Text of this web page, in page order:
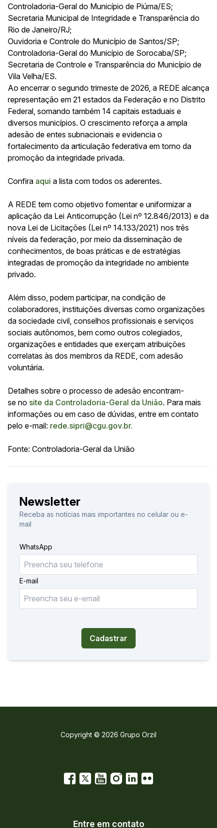
Controladoria-Geral do Município de Piúma/ES;
Secretaria Municipal de Integridade e Transparência do
Rio de Janeiro/RJ;
Ouvidoria e Controle do Município de Santos/SP;
Controladoria-Geral do Município de Sorocaba/SP;
Secretaria de Controle e Transparência do Município de
Vila Velha/ES.
Ao encerrar o segundo trimeste de 2026, a REDE alcança
representação em 21 estados da Federação e no Distrito
Federal, somando também 14 capitais estaduais e
diversos municípios. O crescimento reforça a ampla
adesão de entes subnacionais e evidencia o
fortalecimento da articulação federativa em torno da
promoção da integridade privada.
Confira aqui a lista com todos os aderentes.
A REDE tem como objetivo fomentar e uniformizar a
aplicação da Lei Anticorrupção (Lei nº 12.846/2013) e da
nova Lei de Licitações (Lei nº 14.133/2021) nos três
níveis da federação, por meio da disseminação de
conhecimentos, de boas práticas e de estratégias
integradas de promoção da integridade no ambiente
privado.
Além disso, podem participar, na condição de
colaboradores, instituições diversas como organizações
da sociedade civil, conselhos profissionais e serviços
sociais autônomos, bem como outros colegiados,
organizações e entidades que exerçam atribuições
correlatas às dos membros da REDE, com adesão
voluntária.
Detalhes sobre o processo de adesão encontram-
se no site da Controladoria-Geral da União. Para mais
informações ou em caso de dúvidas, entre em contato
pelo e-mail: rede.sipri@cgu.gov.br.
Fonte: Controladoria-Geral da União
Newsletter
Receba as notícias mais importantes no celular ou e-
mail
WhatsApp
E-mail
Cadastrar
Copyright © 2026 Grupo Orzil
Entre em contato